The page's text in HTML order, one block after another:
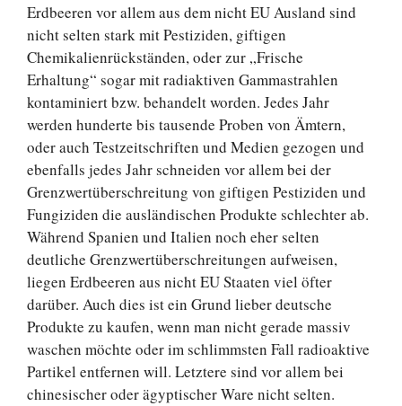
Erdbeeren vor allem aus dem nicht EU Ausland sind
nicht selten stark mit Pestiziden, giftigen
Chemikalienrückständen, oder zur „Frische
Erhaltung“ sogar mit radiaktiven Gammastrahlen
kontaminiert bzw. behandelt worden. Jedes Jahr
werden hunderte bis tausende Proben von Ämtern,
oder auch Testzeitschriften und Medien gezogen und
ebenfalls jedes Jahr schneiden vor allem bei der
Grenzwertüberschreitung von giftigen Pestiziden und
Fungiziden die ausländischen Produkte schlechter ab.
Während Spanien und Italien noch eher selten
deutliche Grenzwertüberschreitungen aufweisen,
liegen Erdbeeren aus nicht EU Staaten viel öfter
darüber. Auch dies ist ein Grund lieber deutsche
Produkte zu kaufen, wenn man nicht gerade massiv
waschen möchte oder im schlimmsten Fall radioaktive
Partikel entfernen will. Letztere sind vor allem bei
chinesischer oder ägyptischer Ware nicht selten.